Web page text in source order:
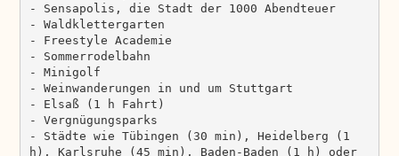
- Sensapolis, die Stadt der 1000 Abendteuer
- Waldklettergarten
- Freestyle Academie
- Sommerrodelbahn
- Minigolf
- Weinwanderungen in und um Stuttgart
- Elsaß (1 h Fahrt)
- Vergnügungsparks
- Städte wie Tübingen (30 min), Heidelberg (1
h), Karlsruhe (45 min), Baden-Baden (1 h) oder